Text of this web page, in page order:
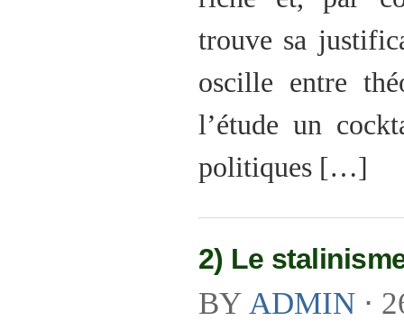
trouve sa
oscille entre
l’étude un
politiques […]
2) Le
BY ADMIN ⋅